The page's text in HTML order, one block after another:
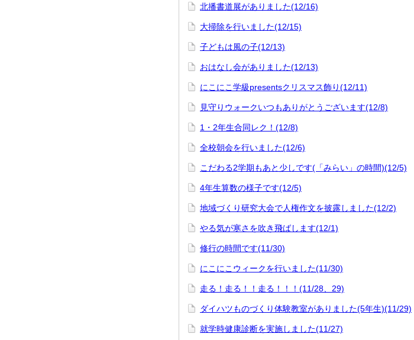
北播書道展がありました(12/16)
大掃除を行いました(12/15)
子どもは風の子(12/13)
おはなし会がありました(12/13)
にこにこ学級presentsクリスマス飾り(12/11)
見守りウォークいつもありがとうございます(12/8)
1・2年生合同レク！(12/8)
全校朝会を行いました(12/6)
こだわる2学期もあと少しです(「みらい」の時間)(12/5)
4年生算数の様子です(12/5)
地域づくり研究大会で人権作文を披露しました(12/2)
やる気が寒さを吹き飛ばします(12/1)
修行の時間です(11/30)
にこにこウィークを行いました(11/30)
走る！走る！！走る！！！(11/28、29)
ダイハツものづくり体験教室がありました(5年生)(11/29)
就学時健康診断を実施しました(11/27)